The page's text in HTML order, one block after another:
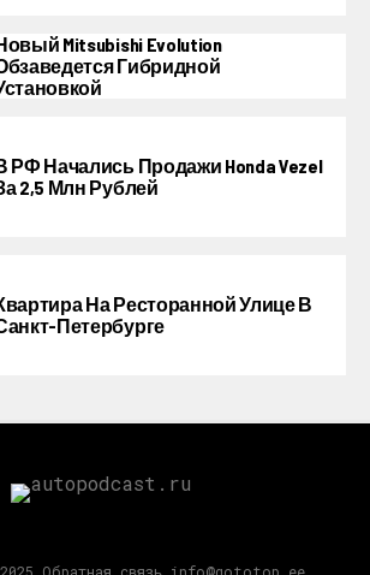
Mitsubishi Evolution
Гибридной
РФ Начались Продажи Honda Vezel
2,5 Млн Рублей
На Ресторанной Улице В
Петербурге
Обратная связь info@gototop.ee